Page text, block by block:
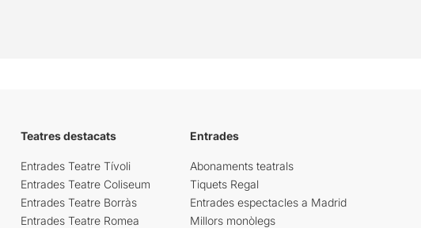
Teatres destacats
Entrades Teatre Tívoli
Entrades Teatre Coliseum
Entrades Teatre Borràs
Entrades Teatre Romea
Entrades
Abonaments teatrals
Tiquets Regal
Entrades espectacles a Madrid
Millors monòlegs